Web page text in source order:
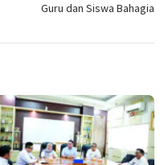
Guru dan Siswa Bahagia